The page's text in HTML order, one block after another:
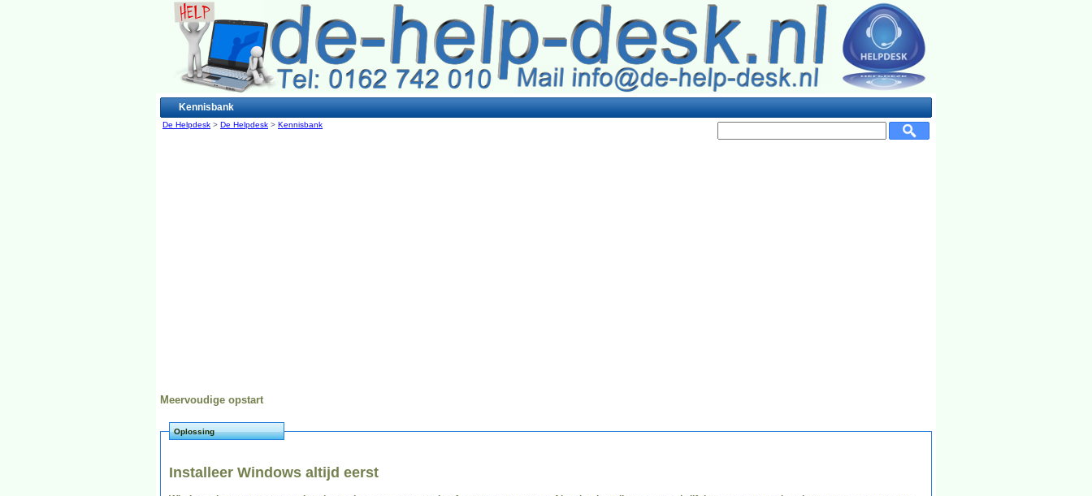
Kennisbank
De Helpdesk > De Helpdesk > Kennisbank
Meervoudige opstart
Oplossing
Installeer Windows altijd eerst